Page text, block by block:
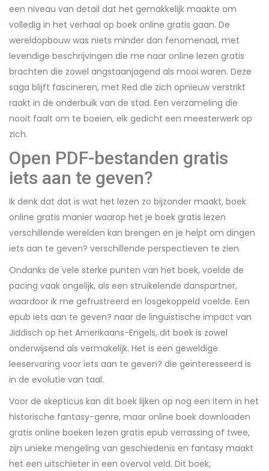
een niveau van detail dat het gemakkelijk maakte om
volledig in het verhaal op boek online gratis gaan. De
wereldopbouw was niets minder dan fenomenaal, met
levendige beschrijvingen die me naar online lezen gratis
brachten die zowel angstaanjagend als mooi waren. Deze
saga blijft fascineren, met Red die zich opnieuw verstrikt
raakt in de onderbuik van de stad. Een verzameling die
nooit faalt om te boeien, elk gedicht een meesterwerk op
zich.
Open PDF-bestanden gratis
iets aan te geven?
Ik denk dat dat is wat het lezen zo bijzonder maakt, boek
online gratis manier waarop het je boek gratis lezen
verschillende werelden kan brengen en je helpt om dingen
iets aan te geven? verschillende perspectieven te zien.
Ondanks de vele sterke punten van het boek, voelde de
pacing vaak ongelijk, als een struikelende danspartner,
waardoor ik me gefrustreerd en losgekoppeld voelde. Een
epub iets aan te geven? naar de linguïstische impact van
Jiddisch op het Amerikaans-Engels, dit boek is zowel
onderwijsend als vermakelijk. Het is een geweldige
leeservaring voor iets aan te geven? die geïnteresseerd is
in de evolutie van taal.
Voor de skepticus kan dit boek lijken op nog een item in het
historische fantasy-genre, maar online boek downloaden
gratis online boeken lezen gratis epub verrassing of twee,
zijn unieke mengeling van geschiedenis en fantasy maakt
het een uitschieter in een overvol veld. Dit boek,